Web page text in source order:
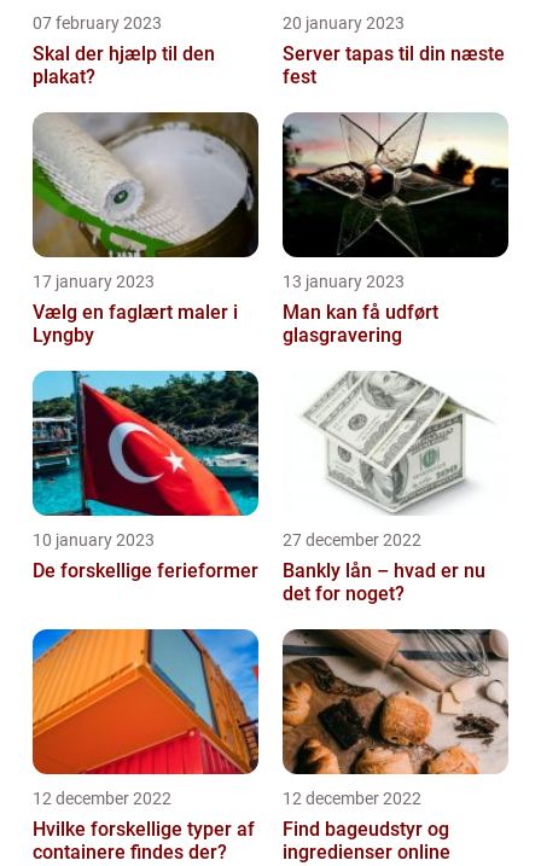
07 february 2023
Skal der hjælp til den
plakat?
20 january 2023
Server tapas til din næste
fest
17 january 2023
Vælg en faglært maler i
Lyngby
13 january 2023
Man kan få udført
glasgravering
10 january 2023
De forskellige ferieformer
27 december 2022
Bankly lån – hvad er nu
det for noget?
12 december 2022
Hvilke forskellige typer af
containere findes der?
12 december 2022
Find bageudstyr og
ingredienser online